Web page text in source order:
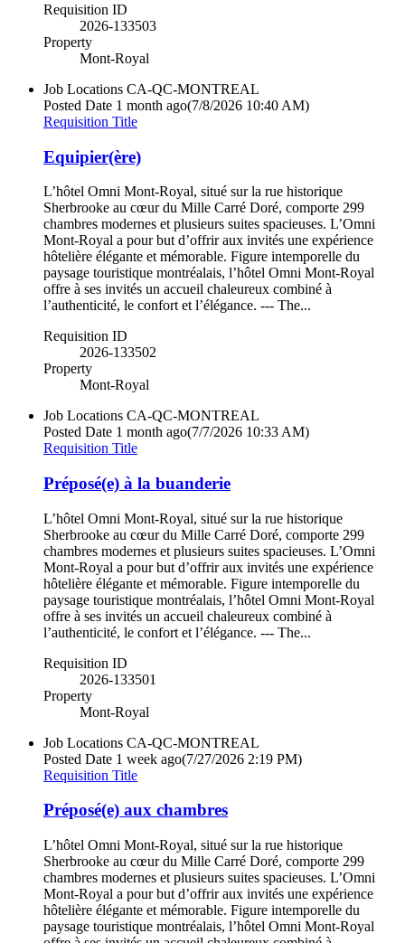
Requisition ID
2026-133503
Property
Mont-Royal
Job Locations CA-QC-MONTREAL
Posted Date 1 month ago(7/8/2026 10:40 AM)
Requisition Title
Equipier(ère)
L’hôtel Omni Mont-Royal, situé sur la rue historique
Sherbrooke au cœur du Mille Carré Doré, comporte 299
chambres modernes et plusieurs suites spacieuses. L’Omni
Mont-Royal a pour but d’offrir aux invités une expérience
hôtelière élégante et mémorable. Figure intemporelle du
paysage touristique montréalais, l’hôtel Omni Mont-Royal
offre à ses invités un accueil chaleureux combiné à
l’authenticité, le confort et l’élégance. --- The...
Requisition ID
2026-133502
Property
Mont-Royal
Job Locations CA-QC-MONTREAL
Posted Date 1 month ago(7/7/2026 10:33 AM)
Requisition Title
Préposé(e) à la buanderie
L’hôtel Omni Mont-Royal, situé sur la rue historique
Sherbrooke au cœur du Mille Carré Doré, comporte 299
chambres modernes et plusieurs suites spacieuses. L’Omni
Mont-Royal a pour but d’offrir aux invités une expérience
hôtelière élégante et mémorable. Figure intemporelle du
paysage touristique montréalais, l’hôtel Omni Mont-Royal
offre à ses invités un accueil chaleureux combiné à
l’authenticité, le confort et l’élégance. --- The...
Requisition ID
2026-133501
Property
Mont-Royal
Job Locations CA-QC-MONTREAL
Posted Date 1 week ago(7/27/2026 2:19 PM)
Requisition Title
Préposé(e) aux chambres
L’hôtel Omni Mont-Royal, situé sur la rue historique
Sherbrooke au cœur du Mille Carré Doré, comporte 299
chambres modernes et plusieurs suites spacieuses. L’Omni
Mont-Royal a pour but d’offrir aux invités une expérience
hôtelière élégante et mémorable. Figure intemporelle du
paysage touristique montréalais, l’hôtel Omni Mont-Royal